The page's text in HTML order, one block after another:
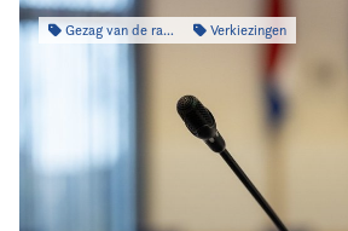
Gezag van de raad Verkiezingen